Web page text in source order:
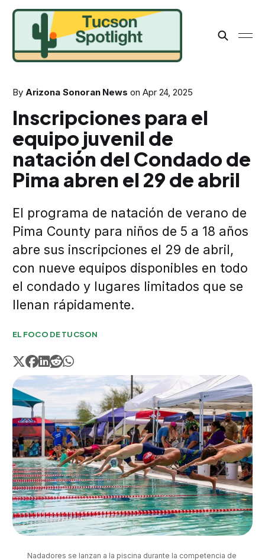
By Arizona Sonoran News on Apr 24, 2025
Inscripciones para el
equipo juvenil de
natación del Condado de
Pima abren el 29 de abril
El programa de natación de verano de
Pima County para niños de 5 a 18 años
abre sus inscripciones el 29 de abril,
con nueve equipos disponibles en todo
el condado y lugares limitados que se
llenan rápidamente.
EL FOCO DE TUCSON
Nadadores se lanzan a la piscina durante la competencia de